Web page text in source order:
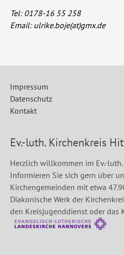
Tel: 0178-16 55 258
Email: ulrike.boje(at)gmx.de
Impressum
Datenschutz
Kontakt
Ev.-luth. Kirchenkreis
Herzlich willkommen im Ev.-
Informieren Sie sich gern über
Kirchengemeinden mit etwa
Diakonische Werk der
den Kreisjugenddienst oder das